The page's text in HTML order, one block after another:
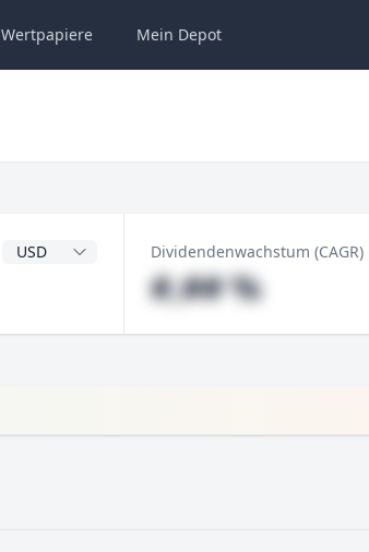
Wertpapiere Mein Depot
DividendenwährungDividendenwachstum (CAGR)
#,## %